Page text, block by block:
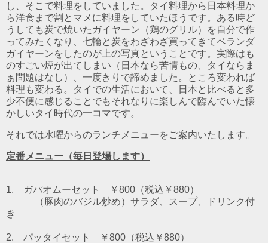
し、そこで料理をしていました。タイ料理から日本料理か
ら洋食まで割とマメに料理をしていたほうです。ある時ど
うしても炭で焼いたガイヤーン（鶏のグリル）を自分で作
ってみたくなり、七輪と炭をわざわざ買ってきてベランダ
ガイヤーンをしたのが上の写真ということです。実際はも
のすごい煙が出てしまい（日本なら苦情もの、タイならま
ぁ問題はなし）、一度きりで諦めました。ところ変われば
料理も変わる。タイでの生活において、日本と比べると多
少不便に感じることでもそれなりに楽しんで臨んでいた懐
かしいタイ時代の一コマです。
それでは水曜からのランチメニューをご案内いたします。
定番メニュー（毎日登場します）
1. ガパオムーセット ￥800（税込￥880）
（豚肉のバジル炒め） サラダ、スープ、ドリンク付
き
2. パッタイセット ￥800（税込￥880）